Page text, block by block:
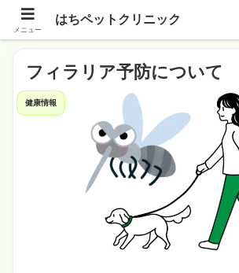
フィラリア予防について
健康情報
メニュー
はちペットクリニック